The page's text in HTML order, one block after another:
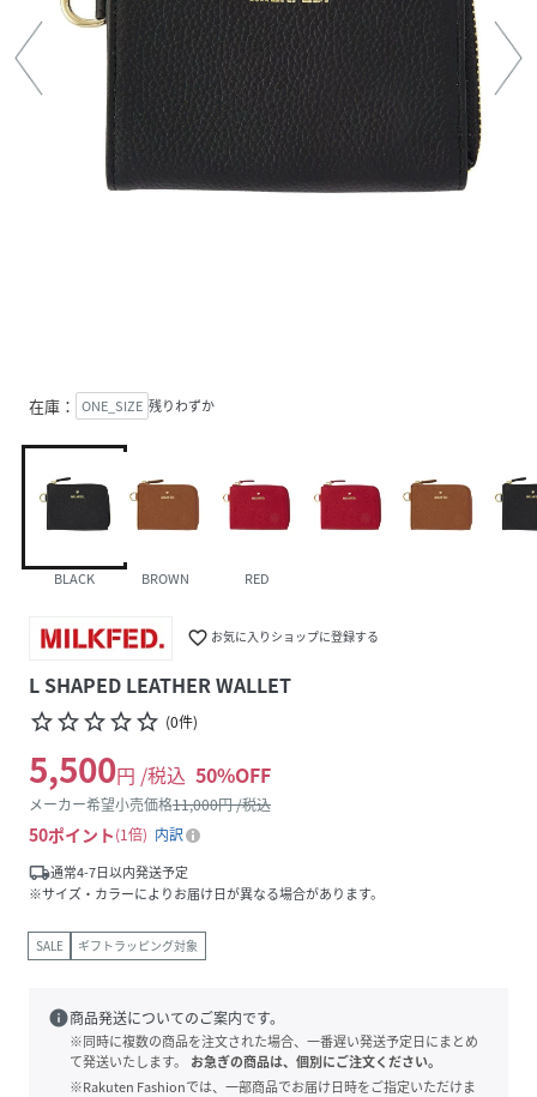
在庫： ONE_SIZE 残りわずか
BLACK BROWN RED
favorite_border お気に入りショップに登録する
L SHAPED LEATHER WALLET
star_borderstar_borderstar_borderstar_borderstar_border (0件)
5,500円 /税込 50%OFF
メーカー希望小売価格11,000円 /税込
50ポイント 1倍
内訳
local_shipping通常4-7日以内発送予定
※サイズ・カラーによりお届け日が異なる場合があります。
SALE ギフトラッピング対象
info商品発送についてのご案内です。
※同時に複数の商品を注文された場合、一番遅い発送予定日にまとめ
て発送いたします。
お急ぎの商品は、個別にご注文ください。
※Rakuten Fashionでは、一部商品でお届け日時をご指定いただけま